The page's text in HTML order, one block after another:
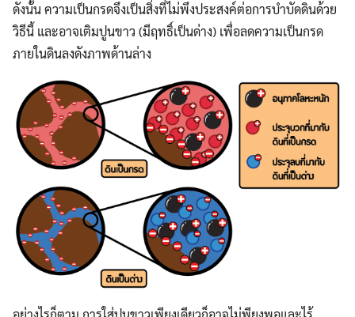
ดังนั้น ความเป็นกรดจึงเป็นสิ่งที่ไม่พึงประสงค์ต่อการบำบัดดินด้วย
วิธีนี้ และอาจเติมปูนขาว (มีฤทธิ์เป็นด่าง) เพื่อลดความเป็นกรด
ภายในดินลงดังภาพด้านล่าง